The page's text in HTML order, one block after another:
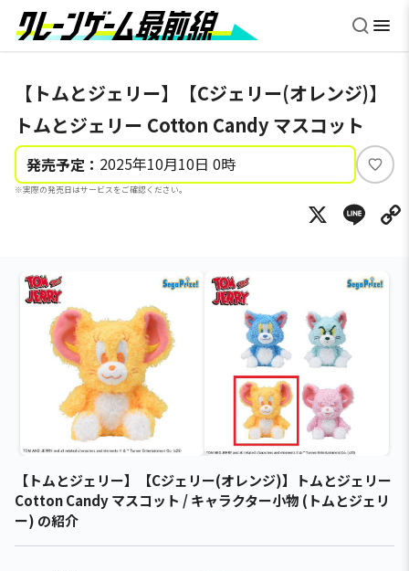
【トムとジェリー】【Cジェリー(オレンジ)】
トムとジェリー Cotton Candy マスコット
発売予定： 2025年10月10日 0時
※実際の発売日はサービスをご確認ください。
い
ね
X
【トムとジェリー】【Cジェリー(オレンジ)】トムとジェリー
Cotton Candy マスコット / キャラクター小物 (トムとジェリ
ー) の紹介